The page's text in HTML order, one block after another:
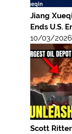
Jiang
Ends U.S.
10/03/2026
Scott